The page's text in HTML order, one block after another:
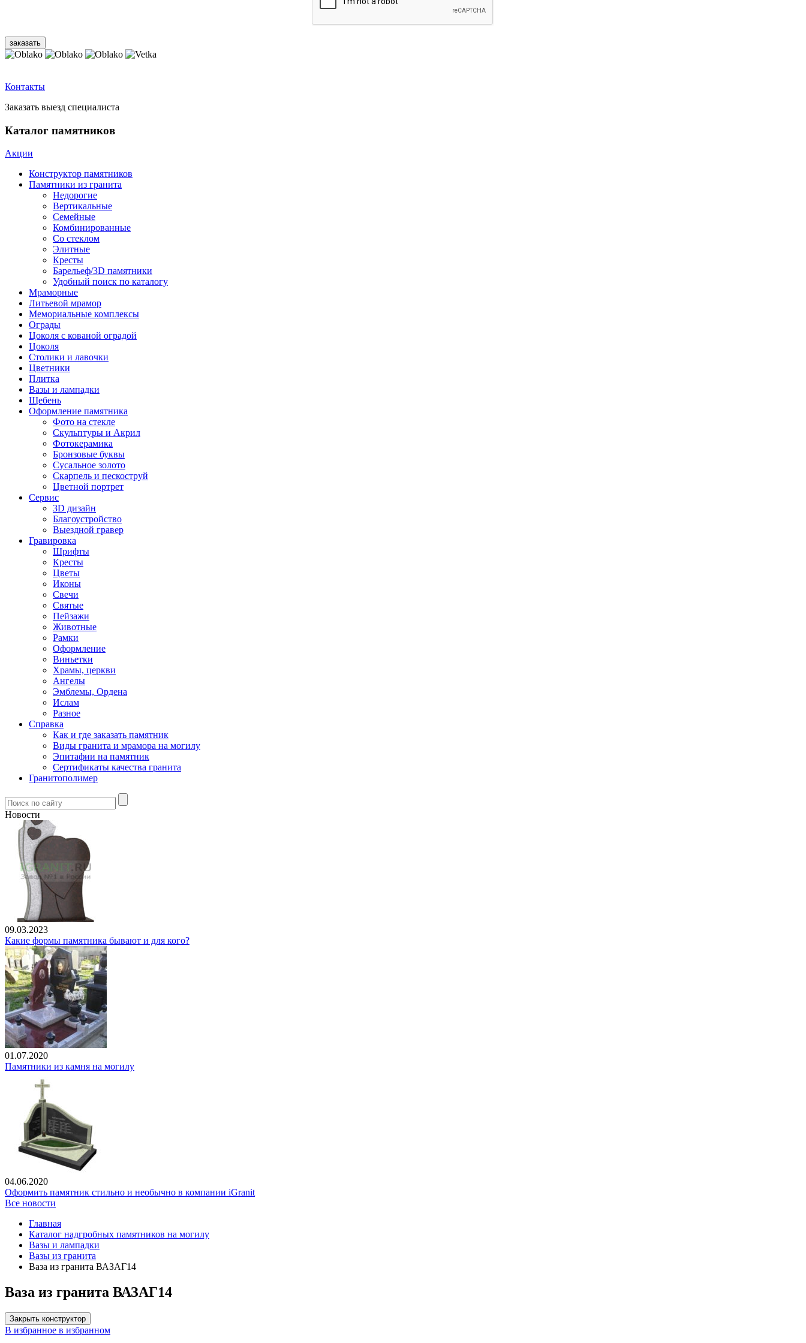
Контакты
Заказать выезд специалиста
Каталог памятников
Акции
Конструктор памятников
Памятники из гранита
Недорогие
Вертикальные
Семейные
Комбинированные
Со стеклом
Элитные
Кресты
Барельеф/3D памятники
Удобный поиск по каталогу
Мраморные
Литьевой мрамор
Мемориальные комплексы
Ограды
Цоколя с кованой оградой
Цоколя
Столики и лавочки
Цветники
Плитка
Вазы и лампадки
Щебень
Оформление памятника
Фото на стекле
Скульптуры и Акрил
Фотокерамика
Бронзовые буквы
Сусальное золото
Скарпель и пескоструй
Цветной портрет
Сервис
3D дизайн
Благоустройство
Выездной гравер
Гравировка
Шрифты
Кресты
Цветы
Иконы
Свечи
Святые
Пейзажи
Животные
Рамки
Оформление
Виньетки
Храмы, церкви
Ангелы
Эмблемы, Ордена
Ислам
Разное
Справка
Как и где заказать памятник
Виды гранита и мрамора на могилу
Эпитафии на памятник
Сертификаты качества гранита
Гранитополимер
Новости
09.03.2023
Какие формы памятника бывают и для кого?
01.07.2020
Памятники из камня на могилу
04.06.2020
Оформить памятник стильно и необычно в компании iGranit
Все новости
Главная
Каталог надгробных памятников на могилу
Вазы и лампадки
Вазы из гранита
Ваза из гранита ВАЗАГ14
Ваза из гранита ВАЗАГ14
Закрыть конструктор
В избранное в избранном